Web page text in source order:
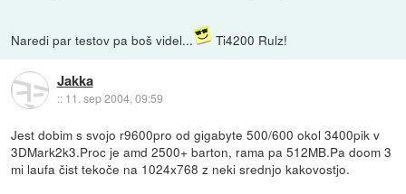
Naredi par testov pa boš videl... Ti4200 Rulz!
Jakka
:: 11. sep 2004, 09:59
Jest dobim s svojo r9600pro od gigabyte 500/600 okol 3400pik v
3DMark2k3.Proc je amd 2500+ barton, rama pa 512MB.Pa doom 3
mi laufa čist tekoče na 1024x768 z neki srednjo kakovostjo.